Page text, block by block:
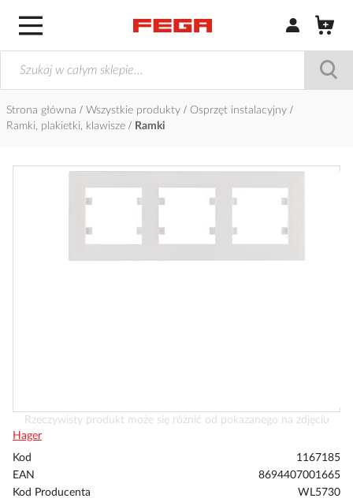
Zaloguj się /
Strona główna Wszystkie produkty
Osprzęt instalacyjny
Ramki, plakietki, klawisze
Ramki
Przejdź
na
początek
Rzeczywisty produkt może się różnić od pokazanego na zdjęciu
Hager
Kod
1167185
EAN
8694407001665
Kod Producenta
WL5730